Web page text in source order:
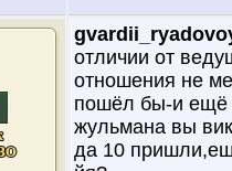
отличии от
отношения не
пошёл бы-и ещё
жульмана вы
да 10